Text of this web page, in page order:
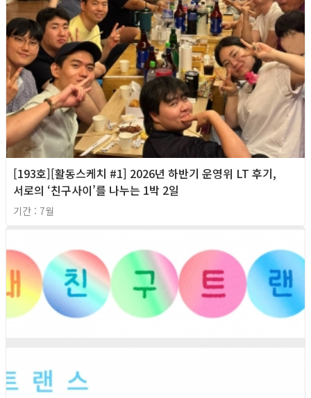
[193호][활동스케치 #1] 2026년 하반기 운영위 LT 후기,
서로의 ‘친구사이’를 나누는 1박 2일
기간 : 7월